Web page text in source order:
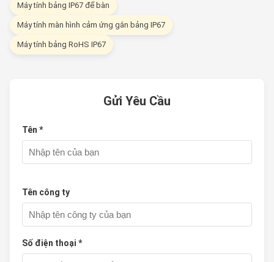
Máy tính bảng IP67 để bàn
Máy tính màn hình cảm ứng gắn bảng IP67
Máy tính bảng RoHS IP67
Gửi Yêu Cầu
Tên *
Tên công ty
Số điện thoại *